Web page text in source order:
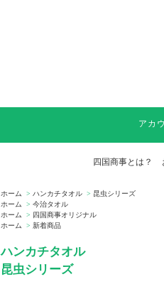
アカ
四国商事とは？
ホーム > ハンカチタオル > 昆虫シリーズ
ホーム
> 今治タオル
ホーム
> 四国商事オリジナル
ホーム
> 新着商品
ハンカチタオル
昆虫シリーズ